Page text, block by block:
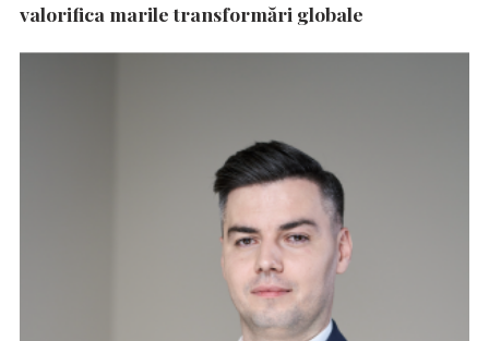
valorifica marile transformări globale